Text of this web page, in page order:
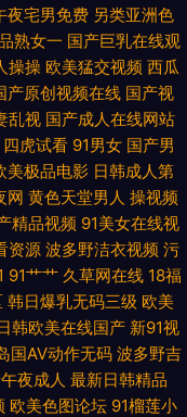
91人妻国产 Av欧美日韩
韩三区 午夜性爱片 3级片
娱乐老司机分类 午夜影院
日韩aa无码 成人免费福利
电影 91免费视频国产 变态
网站 色五月激情综合网 亚
久久 久久嫩草精品 欧美综
在线观看 91福利在线导航
夜宅男免费 另类亚洲色
熟女一 国产巨乳在线观
操操 欧美猛交视频 西瓜
产原创视频在线 国产视
乱视 国产成人在线网站
四虎试看 91男女 国产男
美极品电影 日韩成人第
网 黄色天堂男人 操视频
精品视频 91美女在线视
资源 波多野洁衣视频 污
91艹艹 久草网在线 18福
韩日爆乳无码三级 欧美
韩欧美在线国产 新91视
国AV动作无码 波多野吉
夜成人 最新日韩精品
欧美色图论坛 91榴莲小